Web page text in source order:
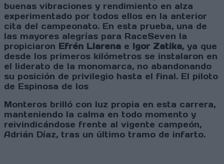
buenas vibraciones y rendimiento en alza
experimentado por todos ellos en la anterior
cita del campeonato. En esta prueba, una de
las mayores alegrías para RaceSeven la
propiciaron Efrén Llarena e Igor Zatika, ya que
desde los primeros kilómetros se instalaron en
el liderato de la monomarca, no abandonando
su posición de privilegio hasta el final. El piloto
de Espinosa de los
Monteros brilló con luz propia en esta carrera,
manteniendo la calma en todo momento y
reivindicándose frente al vigente campeón,
Adrián Díaz, tras un último tramo de infarto.